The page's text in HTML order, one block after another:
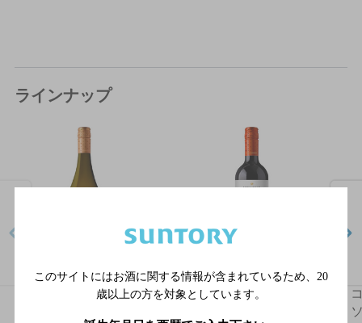
ラインナップ
コルンピオ シャルドネ
コルンピオ カルメネー
このサイトにはお酒に関する情報が含まれているため、 20
歳以上の方を対象としています。